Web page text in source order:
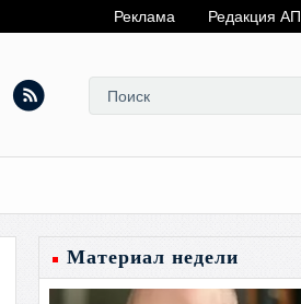
Реклама Редакция
Материал недели